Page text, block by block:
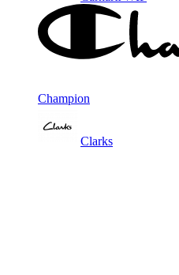
Champion
Clarks